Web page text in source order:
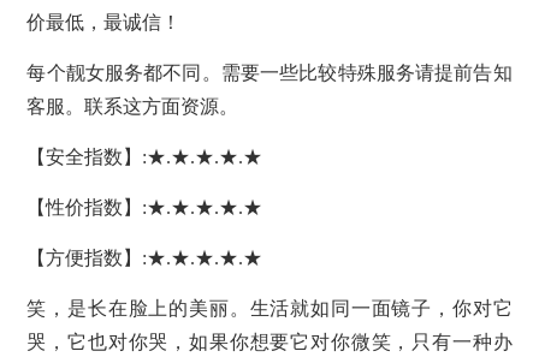
价最低，最诚信！
每个靓女服务都不同。需要一些比较特殊服务请提前告知
客服。联系这方面资源。
【安全指数】:★.★.★.★.★
【性价指数】:★.★.★.★.★
【方便指数】:★.★.★.★.★
笑，是长在脸上的美丽。生活就如同一面镜子，你对它
哭，它也对你哭，如果你想要它对你微笑，只有一种办